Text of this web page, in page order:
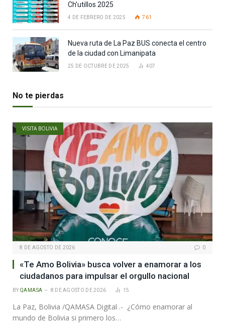
Ch’utillos 2025
4 DE FEBRERO DE 2025 761
Nueva ruta de La Paz BUS conecta el centro
de la ciudad con Limanipata
25 DE OCTUBRE DE 2025 407
No te pierdas
VISITA BOLIVIA
8 DE AGOSTO DE 2026 0
«Te Amo Bolivia» busca volver a enamorar a los
ciudadanos para impulsar el orgullo nacional
BY QAMASA 8 DE AGOSTO DE 2026 15
La Paz, Bolivia /QAMASA Digital .- ¿Cómo enamorar al
mundo de Bolivia si primero los…